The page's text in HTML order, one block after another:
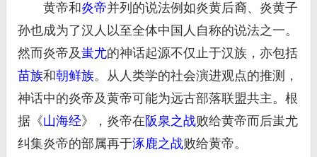
黄帝和炎帝并列的说法例如炎黄后裔、炎黄子
孙也成为了汉人以至全体中国人自称的说法之一。
然而炎帝及蚩尤的神话起源不仅止于汉族，亦包括
苗族和朝鲜族。从人类学的社会演进观点的推测，
神话中的炎帝及黄帝可能为远古部落联盟共主。根
据《山海经》，炎帝在 阪泉之战败给黄帝而后蚩尤
纠集炎帝的部属再于涿鹿之战败给黄帝。